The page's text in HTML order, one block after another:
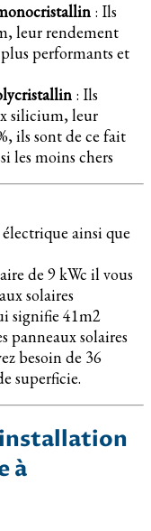
: Ils
leur rendement
performants et
: Ils
silicium, leur
ils sont de ce fait
les moins chers
ainsi que
de 9 kWc il vous
solaires
signifie 41m2
panneaux solaires
besoin de 36
superficie.
installation
à